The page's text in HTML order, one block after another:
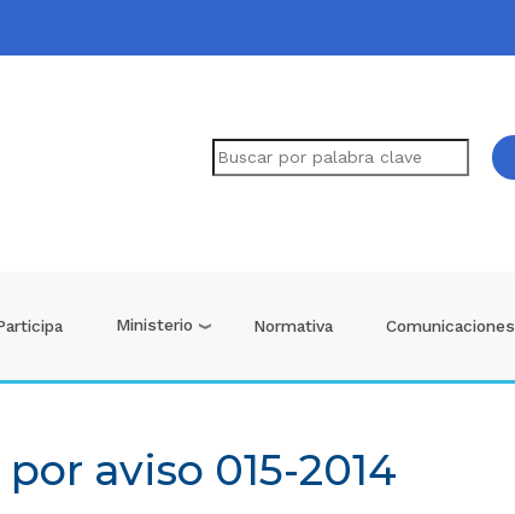
Ministerio Normativa Comunicaciones
aviso 015-2014